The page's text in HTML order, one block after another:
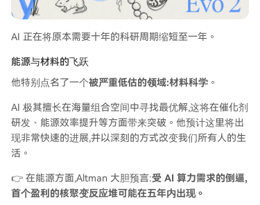
AI 正在将原本需要十年的科研周期缩短至一年。
能源与材料的飞跃
他特别点名了一个被严重低估的领域:材料科学 。
AI 极其擅长在海量组合空间中寻找最优解,这将在催化剂
研发、能源效率提升等方面带来突破。他预计这里将出
现非常快速的进展,并以深刻的方式改变我们所有人的生
活。
👉 在能源方面,Altman 大胆预言:受 AI 算力需求的倒逼,
首个盈利的核聚变反应堆可能在五年内出现。